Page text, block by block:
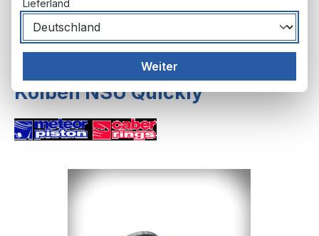
Zylinder, Kurbeltrieb
Kolben NSU Quickly
Bildergalerie überspringen
Lieferland
Weiter